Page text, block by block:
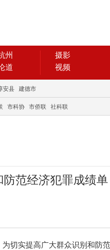
州
道
摄影
视频
安县 建德市
市科协 市侨联 社科联
范经济犯罪成绩单
切实提高广大群众识别和防